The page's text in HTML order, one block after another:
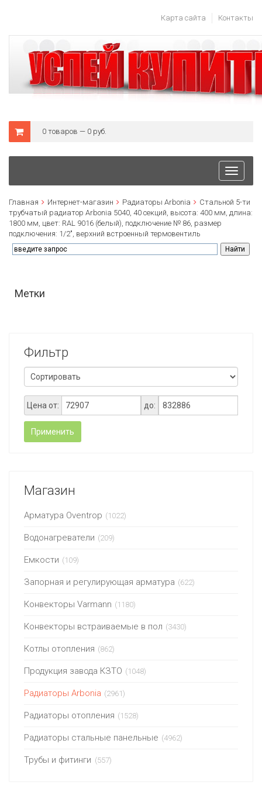
Карта сайта Контакты
0 товаров — 0 руб.
Toggle
Главная Интернет-магазин Радиаторы Arbonia
Стальной 5-ти
трубчатый радиатор Arbonia 5040, 40 секций, высота: 400 мм, длина:
1800 мм, цвет: RAL 9016 (белый), подключение № 86, размер
подключения: 1/2", верхний встроенный термовентиль
Метки
Фильтр
Цена от: до:
Применить
Магазин
Арматура Oventrop (1022)
Водонагреватели (209)
Емкости (109)
Запорная и регулирующая арматура (622)
Конвекторы Varmann (1180)
Конвекторы встраиваемые в пол (3430)
Котлы отопления (862)
Продукция завода КЗТО (1048)
Радиаторы Arbonia (2961)
Радиаторы отопления (1528)
Радиаторы стальные панельные (4962)
Трубы и фитинги (557)